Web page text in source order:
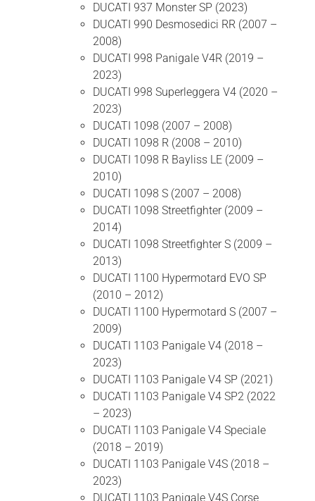
DUCATI 937 Monster SP (2023)
DUCATI 990 Desmosedici RR (2007 –
2008)
DUCATI 998 Panigale V4R (2019 –
2023)
DUCATI 998 Superleggera V4 (2020 –
2023)
DUCATI 1098 (2007 – 2008)
DUCATI 1098 R (2008 – 2010)
DUCATI 1098 R Bayliss LE (2009 –
2010)
DUCATI 1098 S (2007 – 2008)
DUCATI 1098 Streetfighter (2009 –
2014)
DUCATI 1098 Streetfighter S (2009 –
2013)
DUCATI 1100 Hypermotard EVO SP
(2010 – 2012)
DUCATI 1100 Hypermotard S (2007 –
2009)
DUCATI 1103 Panigale V4 (2018 –
2023)
DUCATI 1103 Panigale V4 SP (2021)
DUCATI 1103 Panigale V4 SP2 (2022
– 2023)
DUCATI 1103 Panigale V4 Speciale
(2018 – 2019)
DUCATI 1103 Panigale V4S (2018 –
2023)
DUCATI 1103 Panigale V4S Corse